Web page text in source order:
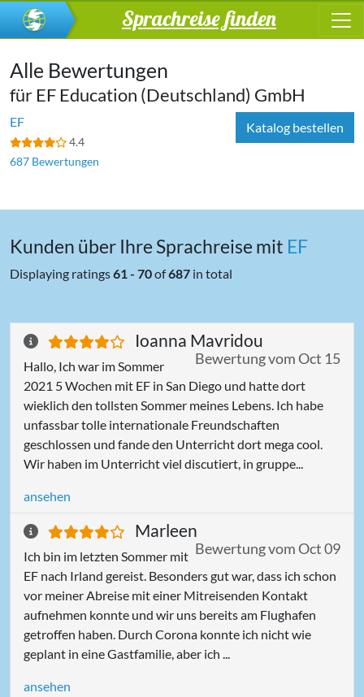
Sprachreise finden
Alle Bewertungen
für EF Education (Deutschland) GmbH
EF
4.4
687 Bewertungen
Katalog bestellen
Kunden über Ihre Sprachreise mit EF
Displaying ratings61 - 70of687 in total
Ioanna Mavridou
Bewertung vom Oct 15
Hallo, Ich war im Sommer
2021 5 Wochen mit EF in San Diego und hatte dort
wieklich den tollsten Sommer meines Lebens. Ich habe
unfassbar tolle internationale Freundschaften
geschlossen und fande den Unterricht dort mega cool.
Wir haben im Unterricht viel discutiert, in gruppe...
ansehen
Marleen
Bewertung vom Oct 09
Ich bin im letzten Sommer mit
EF nach Irland gereist. Besonders gut war, dass ich schon
vor meiner Abreise mit einer Mitreisenden Kontakt
aufnehmen konnte und wir uns bereits am Flughafen
getroffen haben. Durch Corona konnte ich nicht wie
geplant in eine Gastfamilie, aber ich ...
ansehen